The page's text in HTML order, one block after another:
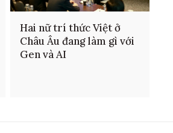
Hai nữ trí thức Việt ở
Châu Âu đang làm gì với
Gen và AI